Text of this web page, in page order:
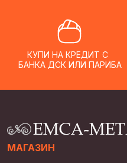
КУПИ НА КРЕДИТ С
БАНКА ДСК ИЛИ ПАРИБА
МАГАЗИН